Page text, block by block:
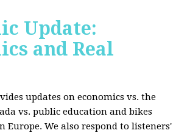
Update:
and Real
updates on economics vs. the
vs. public education and bikes
Europe. We also respond to listeners'